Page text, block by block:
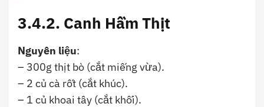
3.4.2. Canh Hầm Thịt
Nguyên liệu:
– 300g thịt bò (cắt miếng vừa).
– 2 củ cà rốt (cắt khúc).
– 1 củ khoai tây (cắt khối).